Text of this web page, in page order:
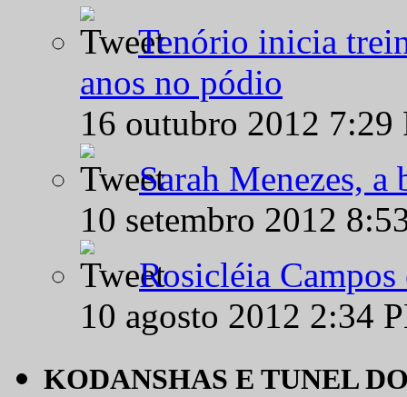
Tenório inicia
anos no pódio
16 outubro 2012
Sarah Menezes,
10 setembro 2012
Rosicléia
10 agosto 2012 2:34
KODANSHAS E TUNEL